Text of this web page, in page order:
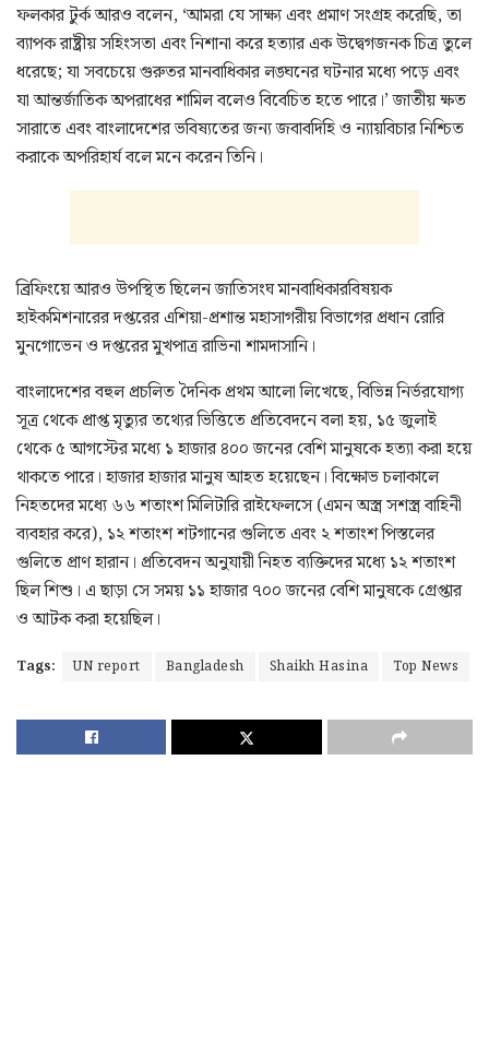
ফলকার টুর্ক আরও বলেন, ‘আমরা যে সাক্ষ্য এবং প্রমাণ সংগ্রহ করেছি, তা
ব্যাপক রাষ্ট্রীয় সহিংসতা এবং নিশানা করে হত্যার এক উদ্বেগজনক চিত্র তুলে
ধরেছে; যা সবচেয়ে গুরুতর মানবাধিকার লঙ্ঘনের ঘটনার মধ্যে পড়ে এবং
যা আন্তর্জাতিক অপরাধের শামিল বলেও বিবেচিত হতে পারে।’ জাতীয় ক্ষত
সারাতে এবং বাংলাদেশের ভবিষ্যতের জন্য জবাবদিহি ও ন্যায়বিচার নিশ্চিত
করাকে অপরিহার্য বলে মনে করেন তিনি।
ব্রিফিংয়ে আরও উপস্থিত ছিলেন জাতিসংঘ মানবাধিকারবিষয়ক
হাইকমিশনারের দপ্তরের এশিয়া-প্রশান্ত মহাসাগরীয় বিভাগের প্রধান রোরি
মুনগোভেন ও দপ্তরের মুখপাত্র রাভিনা শামদাসানি।
বাংলাদেশের বহুল প্রচলিত দৈনিক প্রথম আলো লিখেছে, বিভিন্ন নির্ভরযোগ্য
সূত্র থেকে প্রাপ্ত মৃত্যুর তথ্যের ভিত্তিতে প্রতিবেদনে বলা হয়, ১৫ জুলাই
থেকে ৫ আগস্টের মধ্যে ১ হাজার ৪০০ জনের বেশি মানুষকে হত্যা করা হয়ে
থাকতে পারে। হাজার হাজার মানুষ আহত হয়েছেন। বিক্ষোভ চলাকালে
নিহতদের মধ্যে ৬৬ শতাংশ মিলিটারি রাইফেলসে (এমন অস্ত্র সশস্ত্র বাহিনী
ব্যবহার করে), ১২ শতাংশ শটগানের গুলিতে এবং ২ শতাংশ পিস্তলের
গুলিতে প্রাণ হারান। প্রতিবেদন অনুযায়ী নিহত ব্যক্তিদের মধ্যে ১২ শতাংশ
ছিল শিশু। এ ছাড়া সে সময় ১১ হাজার ৭০০ জনের বেশি মানুষকে গ্রেপ্তার
ও আটক করা হয়েছিল।
Tags: UN report Bangladesh Shaikh Hasina Top News